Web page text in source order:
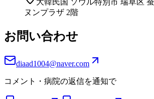
大韓民国 ソウル特別市 瑞草区
ヌンプラザ 2階
お問い合わせ
diaad1004@naver.com
コメント・病院の返信を通知で